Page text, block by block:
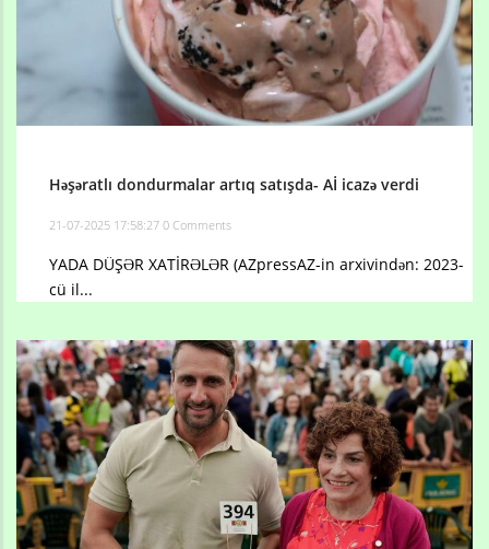
Həşəratlı dondurmalar artıq satışda- Aİ icazə verdi
21-07-2025 17:58:27 0 Comments
YADA DÜŞƏR XATİRƏLƏR (AZpressAZ-in arxivindən: 2023-
cü il...